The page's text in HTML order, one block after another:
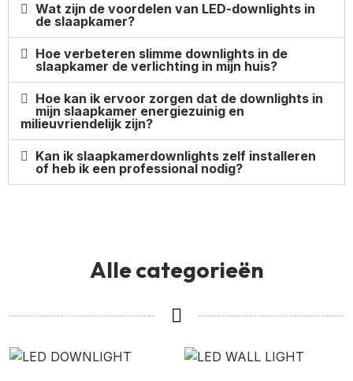
Wat zijn de voordelen van LED-downlights in
de slaapkamer?
Hoe verbeteren slimme downlights in de
slaapkamer de verlichting in mijn huis?
Hoe kan ik ervoor zorgen dat de downlights in
mijn slaapkamer energiezuinig en
milieuvriendelijk zijn?
Kan ik slaapkamerdownlights zelf installeren
of heb ik een professional nodig?
Alle categorieën